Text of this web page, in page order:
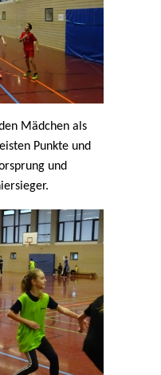
Mädchen als
Punkte und
und